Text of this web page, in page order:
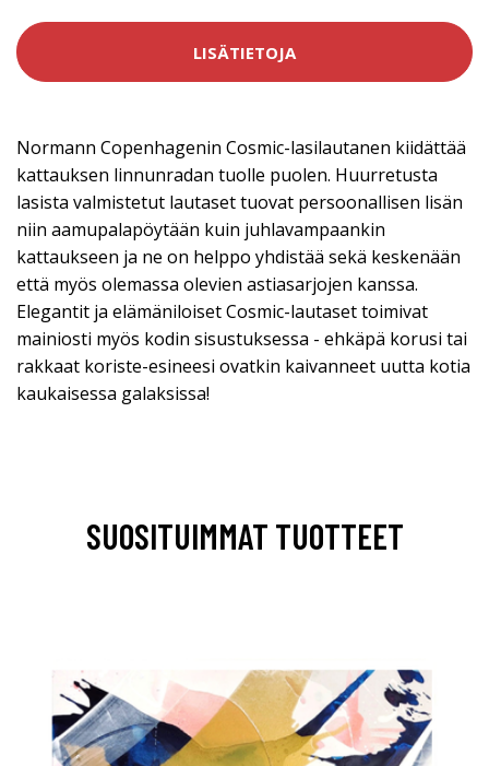
LISÄTIETOJA
Normann Copenhagenin Cosmic-lasilautanen kiidättää
kattauksen linnunradan tuolle puolen. Huurretusta
lasista valmistetut lautaset tuovat persoonallisen lisän
niin aamupalapöytään kuin juhlavampaankin
kattaukseen ja ne on helppo yhdistää sekä keskenään
että myös olemassa olevien astiasarjojen kanssa.
Elegantit ja elämäniloiset Cosmic-lautaset toimivat
mainiosti myös kodin sisustuksessa - ehkäpä korusi tai
rakkaat koriste-esineesi ovatkin kaivanneet uutta kotia
kaukaisessa galaksissa!
SUOSITUIMMAT TUOTTEET